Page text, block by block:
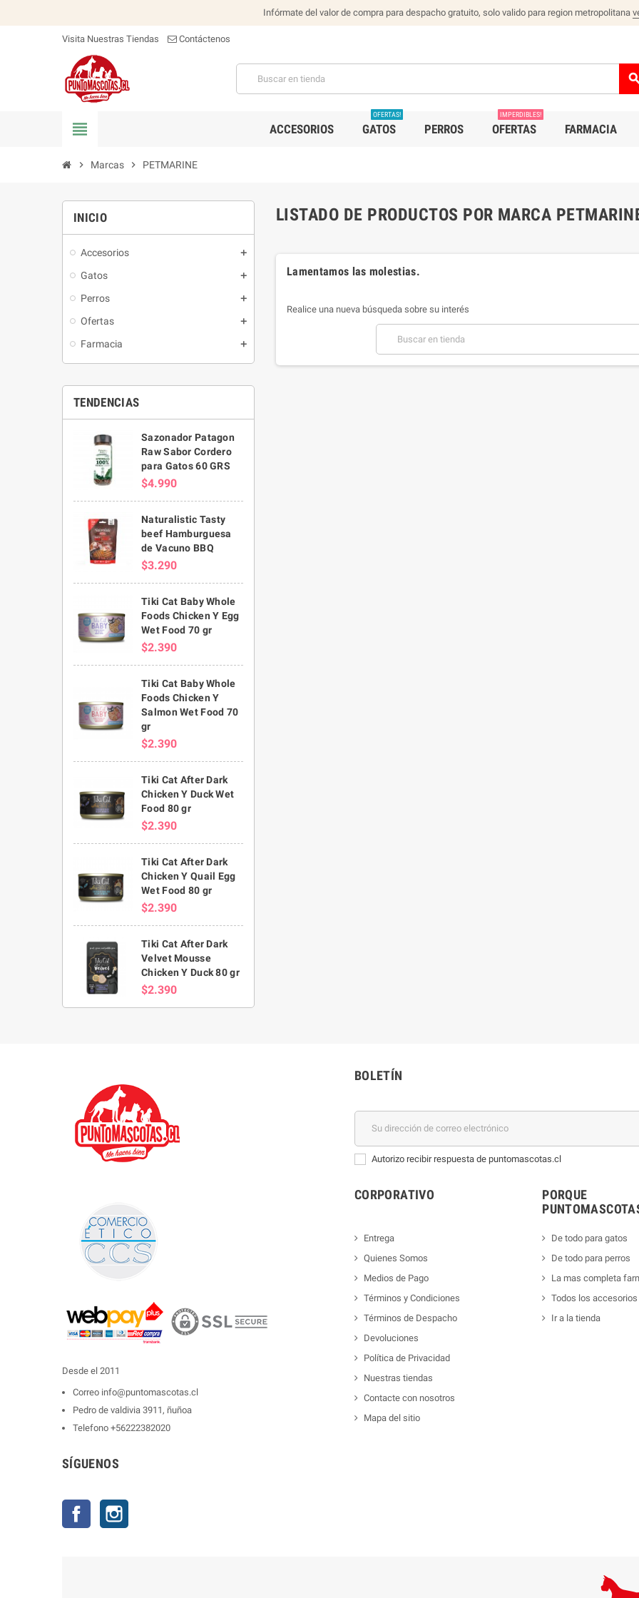
Infórmate del valor de compra para despacho gratuito, solo valido para region metropolitana
Visita Nuestras Tiendas Contáctenos
view_headline ACCESORIOS GATOS
OFERTAS!
PERROS OFERTAS
IMPERDIBLES!
FARMACIA
chevron_right Marcas chevron_right PETMARINE
INICIO
Accesorios
Gatos
Perros
Ofertas
Farmacia
TENDENCIAS
Sazonador Patagon
Raw Sabor Cordero
para Gatos 60 GRS
$4.990
Naturalistic Tasty
beef Hamburguesa
de Vacuno BBQ
$3.290
Tiki Cat Baby Whole
Foods Chicken Y Egg
Wet Food 70 gr
$2.390
Tiki Cat Baby Whole
Foods Chicken Y
Salmon Wet Food 70
gr
$2.390
Tiki Cat After Dark
Chicken Y Duck Wet
Food 80 gr
$2.390
Tiki Cat After Dark
Chicken Y Quail Egg
Wet Food 80 gr
$2.390
Tiki Cat After Dark
Velvet Mousse
Chicken Y Duck 80 gr
$2.390
LISTADO DE PRODUCTOS POR MARCA
Lamentamos las molestias.
Realice una nueva búsqueda sobre su interés
Desde el 2011
Correo info@puntomascotas.cl
Pedro de valdivia 3911, ñuñoa
Telefono +56222382020
SÍGUENOS
Facebook
BOLETÍN
Autorizo recibir respuesta de puntomascotas.cl
CORPORATIVO
Entrega
Quienes Somos
Medios de Pago
Términos y Condiciones
Términos de Despacho
Devoluciones
Política de Privacidad
Nuestras tiendas
Contacte con nosotros
Mapa del sitio
PORQUE
De todo para gatos
De todo para perros
La mas completa
Todos los accesorios
Ir a la tienda